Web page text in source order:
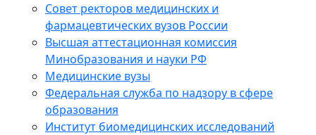
Совет ректоров медицинских и
фармацевтических вузов России
Высшая аттестационная комиссия
Минобразования и науки РФ
Медицинские вузы
Федеральная служба по надзору в сфере
образования
Институт биомедицинских исследований